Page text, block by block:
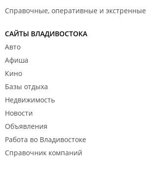
Справочные, оперативные и
САЙТЫ ВЛАДИВОСТОКА
Авто
Афиша
Кино
Базы отдыха
Недвижимость
Новости
Объявления
Работа во Владивостоке
Справочник компаний